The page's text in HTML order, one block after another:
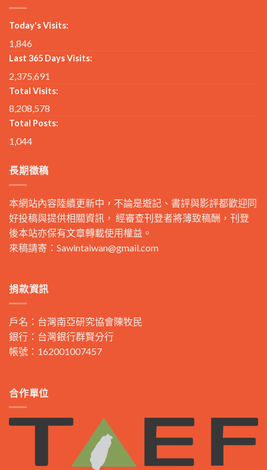
Today's Visits:
1,846
Last 365 Days Visits:
2,375,691
Total Visits:
8,208,578
Total Posts:
1,044
長期徵稿
本網站內容陸續更新中，不論是遊記、書評與影評都歡迎同
好投稿與提供相關資訊， 經審查刊登者將薄致稿酬，刊登
後本站亦保有文章轉載使用權益。
來稿請寄： Sawintaiwan@gmail.com
捐款資訊
戶名：台灣南亞研究協會陳牧民
銀行：台灣銀行群賢分行
帳號：162001007457
合作單位